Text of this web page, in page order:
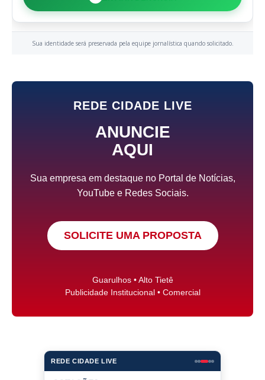
Sua identidade será preservada pela equipe jornalística quando solicitado.
REDE CIDADE LIVE
ANUNCIE
AQUI
Sua empresa em destaque no Portal de Notícias,
YouTube e Redes Sociais.
SOLICITE UMA PROPOSTA
Guarulhos • Alto Tietê
Publicidade Institucional • Comercial
REDE CIDADE LIVE